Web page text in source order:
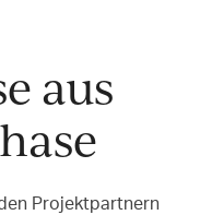
aus
Projektpartnern